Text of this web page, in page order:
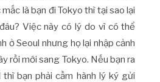
là bạn đi Tokyo thì tại sao lại
Việc này có lý do vì có thể
ở Seoul nhưng họ lại nhập cảnh
rồi mới sang Tokyo. Nếu bạn ra
bạn phải cầm hành lý ký gửi